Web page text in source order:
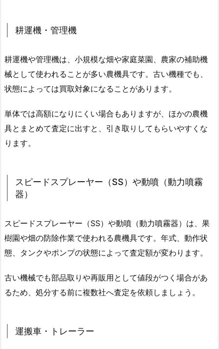
耕運機・管理機
耕運機や管理機は、小規模な畑や家庭菜園、農家の補助機
械として使われることが多い農機具です。古い機種でも、
状態によっては買取対象になることがあります。
単体では高額になりにくい場合もありますが、ほかの農機
具とまとめて査定に出すと、引き取りしてもらいやすくな
ります。
スピードスプレーヤー（SS）や動噴（動力噴霧
器）
スピードスプレーヤー（SS）や動噴（動力噴霧器）は、果
樹園や畑の防除作業で使われる農機具です。年式、動作状
態、タンクやポンプの状態によって査定額が変わります。
古い機械でも部品取りや再販用として値段がつく場合があ
るため、処分する前に複数社へ査定を依頼しましょう。
運搬車・トレーラー